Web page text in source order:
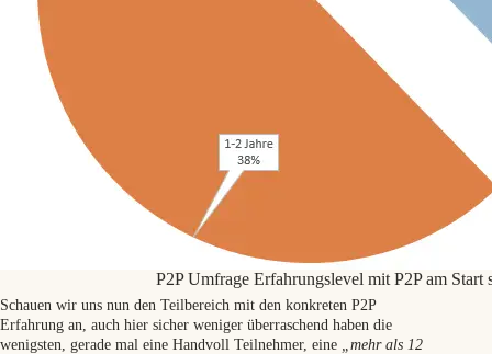
P2P Umfrage Erfahrungslevel mit P2P am Start
Schauen wir uns nun den Teilbereich mit den konkreten P2P
Erfahrung an, auch hier sicher weniger überraschend haben die
wenigsten, gerade mal eine Handvoll Teilnehmer, eine
„mehr als 12